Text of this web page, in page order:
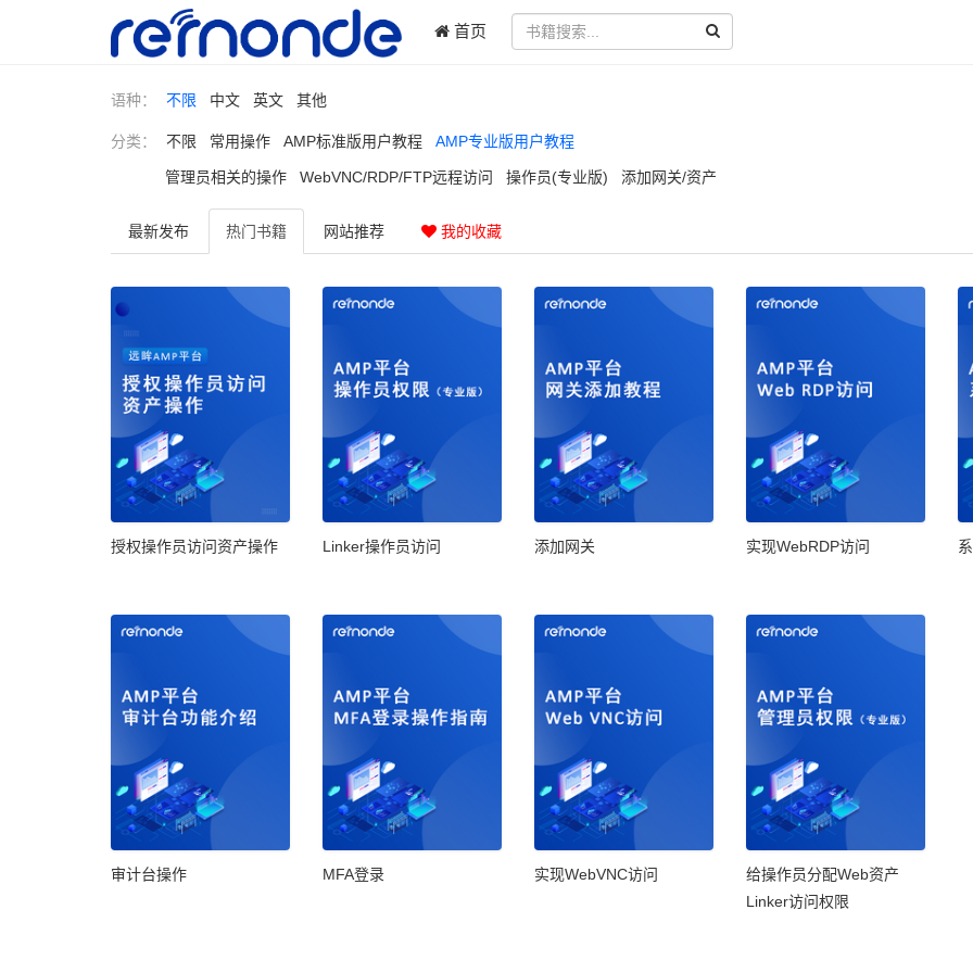
首页
语种： 不限 中文 英文 其他
分类： 不限 常用操作 AMP标准版用户教程 AMP专业版用户教程
管理员相关的操作 WebVNC/RDP/FTP远程访问 操作员(专业版) 添加网关/资产
最新发布 热门书籍 网站推荐 我的收藏
授权操作员访问资产操作 Linker操作员访问 添加网关 实现WebRDP访问
审计台操作 MFA登录 实现WebVNC访问
给操作员分配Web资产
Linker访问权限